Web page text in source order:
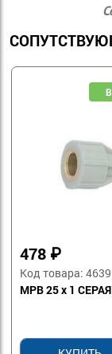
478 ₽
Код товара:
МРВ 25 x 1 СЕРАЯ